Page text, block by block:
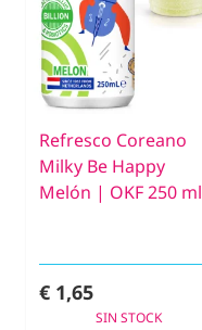
Refresco Coreano
Milky Be Happy
Melón | OKF 250 ml
€ 1,65
SIN STOCK